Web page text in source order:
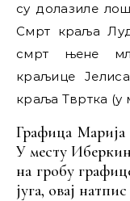
су долазиле
Смрт краља
смрт њене
краљице
краља Твртка (у
Графица Марија
У месту
на гробу
југа, овај